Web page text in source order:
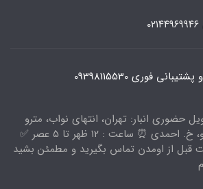
۰۲۱۴۴۹۶۹۹۴۶
فوری 09398115530
حضوری انبار: تهران، انتهای نواب، مترو
زمزم، خ. خانلو، خ. احمدی ⏰ ساعت : ۱۲ ظهر تا ۵ عصر ✅
قبل از اومدن تماس بگیرید و مطمئن بشید